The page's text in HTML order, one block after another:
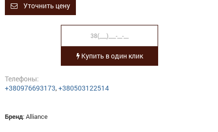
Уточнить цену
Купить в один клик
Телефоны:
+380976693173,+380503122514
Бренд:Alliance